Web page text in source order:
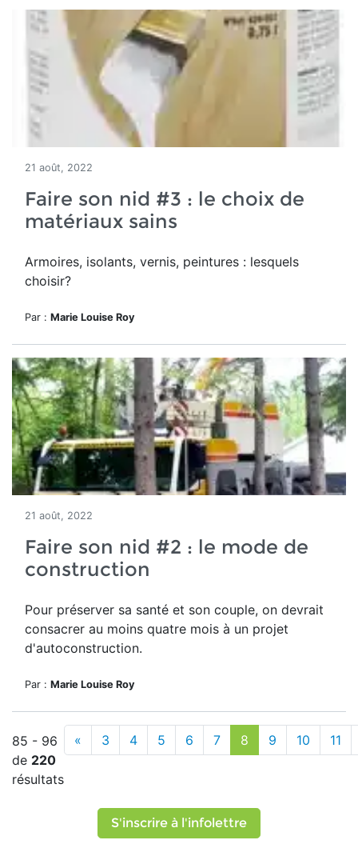
21 août, 2022
Faire son nid #3 : le choix de
matériaux sains
Armoires, isolants, vernis, peintures : lesquels
choisir?
Par : Marie Louise Roy
21 août, 2022
Faire son nid #2 : le mode de
construction
Pour préserver sa santé et son couple, on devrait
consacrer au moins quatre mois à un projet
d'autoconstruction.
Par : Marie Louise Roy
85 - 96
de 220
résultats
« 3 4 5 6 7 8 9 10 11
S'inscrire à l'infolettre